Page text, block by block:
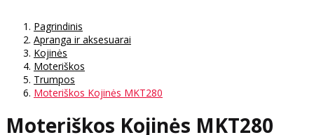
Pagrindinis
Apranga ir aksesuarai
Kojinės
Moteriškos
Trumpos
Moteriškos Kojinės MKT280
Moteriškos Kojinės MKT280